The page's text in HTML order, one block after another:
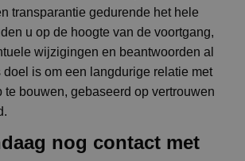
transparantie gedurende het hele
u op de hoogte van de voortgang,
wijzigingen en beantwoorden al
doel is om een langdurige relatie met
te bouwen, gebaseerd op vertrouwen
nog contact met